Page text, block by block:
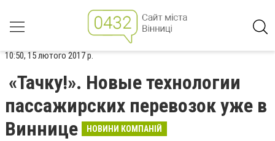
10:50, 15 лютого 2017 р.
«Тачку!». Новые технологии
пассажирских перевозок уже в
Виннице
НОВИНИ КОМПАНІЙ